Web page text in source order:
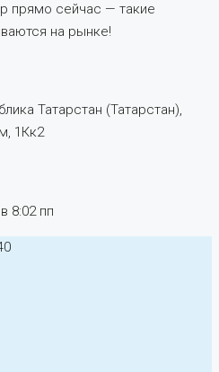
прямо сейчас — такие
на рынке!
Татарстан (Татарстан),
1Кк2
8:02 пп